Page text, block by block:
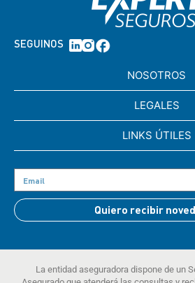
SEGUINOS
NOSOTROS
LEGALES
LINKS ÚTILES
Quiero recibir
La entidad aseguradora dispone de un